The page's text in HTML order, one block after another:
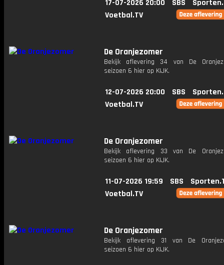
17-07-2026 20:00 SBS
Voetbal.TV
De Oranjezomer
Bekijk aflevering 34 van De
seizoen 6 hier op KIJK.
12-07-2026 20:00 SBS
Voetbal.TV
De Oranjezomer
Bekijk aflevering 33 van De
seizoen 6 hier op KIJK.
11-07-2026 19:59 SBS
Voetbal.TV
De Oranjezomer
Bekijk aflevering 31 van De
seizoen 6 hier op KIJK.